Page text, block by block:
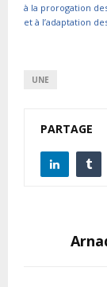
à la prorogation
et à l’adaptation
UNE
PARTAGE